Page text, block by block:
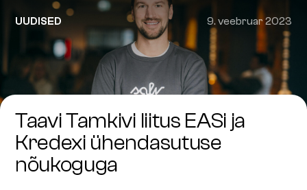
UUDISED 9. veebruar 2023
Taavi Tamkivi liitus EASi ja
Kredexi ühendasutuse
nõukoguga